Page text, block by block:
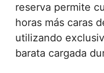
reserva permite
horas más caras
utilizando
barata cargada